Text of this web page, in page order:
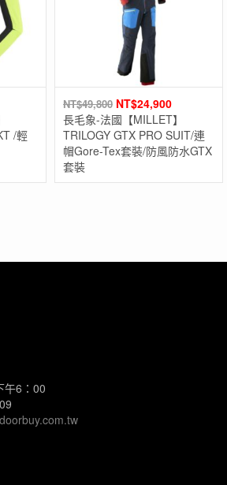
/輕
NT$49,800 NT$24,900
長毛象-法國【MILLET】
TRILOGY GTX PRO SUIT/連
帽Gore-Tex套裝/防風防水GTX
套裝
午6：00